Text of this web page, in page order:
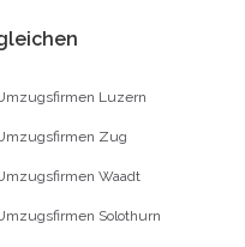
Luzern
Zug
Waadt
Solothurn